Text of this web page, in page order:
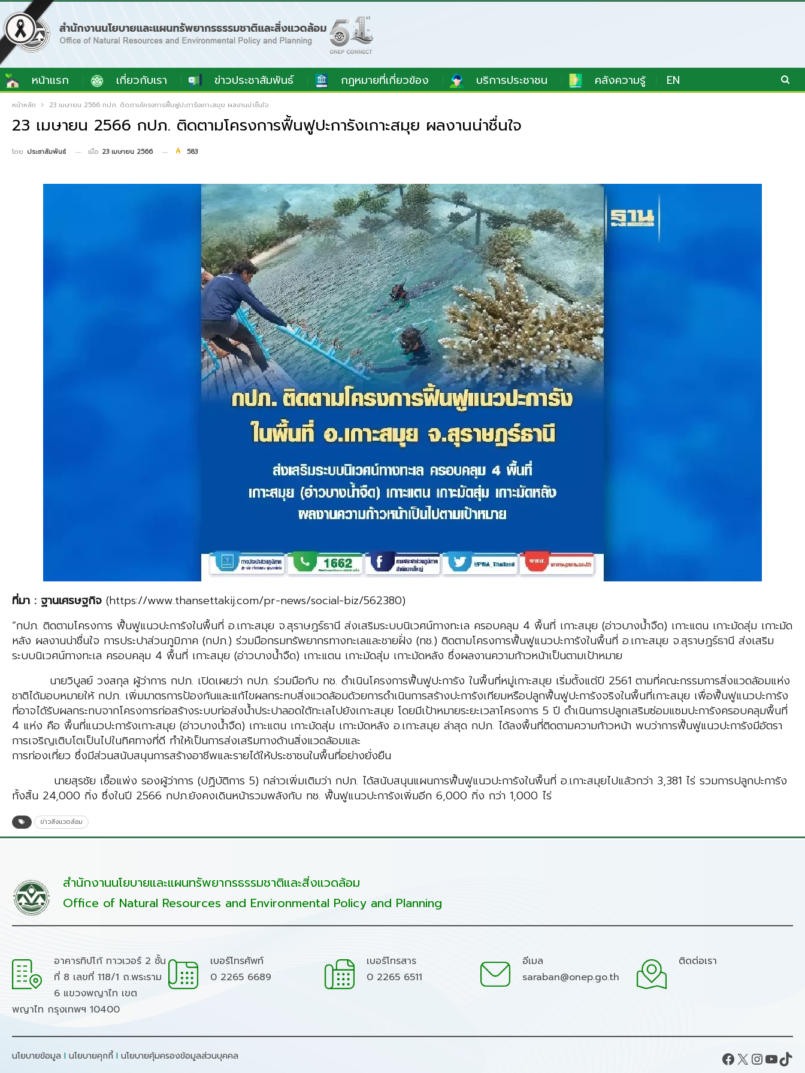
หน้าแรก เกี่ยวกับเรา ข่าวประชาสัมพันธ์ กฎหมายที่เกี่ยวข้อง บริการประชาชน คลังความรู้ EN
หน้าหลัก 23 เมษายน 2566 กปภ. ติดตามโครงการฟื้นฟูปะการังเกาะสมุย ผลงานน่าชื่นใจ
23 เมษายน 2566 กปภ. ติดตามโครงการฟื้นฟูปะการังเกาะสมุย ผลงานน่าชื่นใจ
โดย ประชาสัมพันธ์ เมื่อ 23 เมษายน 2566 583
ที่มา : ฐานเศรษฐกิจ (https://www.thansettakij.com/pr-news/social-biz/562380)
”กปภ. ติดตามโครงการ ฟื้นฟูแนวปะการังในพื้นที่ อ.เกาะสมุย จ.สุราษฎร์ธานี ส่งเสริมระบบนิเวศน์ทางทะเล ครอบคลุม 4 พื้นที่ เกาะสมุย (อ่าวบางน้ำจืด) เกาะแตน เกาะมัดสุ่ม เกาะมัด
หลัง ผลงานน่าชื่นใจ การประปาส่วนภูมิภาค (กปภ.) ร่วมมือกรมทรัพยากรทางทะเลและชายฝั่ง (ทช.) ติดตามโครงการฟื้นฟูแนวปะการังในพื้นที่ อ.เกาะสมุย จ.สุราษฎร์ธานี ส่งเสริม
ระบบนิเวศน์ทางทะเล ครอบคลุม 4 พื้นที่ เกาะสมุย (อ่าวบางน้ำจืด) เกาะแตน เกาะมัดสุ่ม เกาะมัดหลัง ซึ่งผลงานความก้าวหน้าเป็นตามเป้าหมาย
นายวิบูลย์ วงสกุล ผู้ว่าการ กปภ. เปิดเผยว่า กปภ. ร่วมมือกับ ทช. ดำเนินโครงการฟื้นฟูปะการัง ในพื้นที่หมู่เกาะสมุย เริ่มตั้งแต่ปี 2561 ตามที่คณะกรรมการสิ่งแวดล้อมแห่ง
ชาติได้มอบหมายให้ กปภ. เพิ่มมาตรการป้องกันและแก้ไขผลกระทบสิ่งแวดล้อมด้วยการดำเนินการสร้างปะการังเทียมหรือปลูกฟื้นฟูปะการังจริงในพื้นที่เกาะสมุย เพื่อฟื้นฟูแนวปะการัง
ที่อาจได้รับผลกระทบจากโครงการก่อสร้างระบบท่อส่งน้ำประปาลอดใต้ทะเลไปยังเกาะสมุย โดยมีเป้าหมายระยะเวลาโครงการ 5 ปี ดำเนินการปลูกเสริมซ่อมแซมปะการังครอบคลุมพื้นที่
4 แห่ง คือ พื้นที่แนวปะการังเกาะสมุย (อ่าวบางน้ำจืด) เกาะแตน เกาะมัดสุ่ม เกาะมัดหลัง อ.เกาะสมุย ล่าสุด กปภ. ได้ลงพื้นที่ติดตามความก้าวหน้า พบว่าการฟื้นฟูแนวปะการังมีอัตรา
การเจริญเติบโตเป็นไปในทิศทางที่ดี ทำให้เป็นการส่งเสริมทางด้านสิ่งแวดล้อมและ
การท่องเที่ยว ซึ่งมีส่วนสนับสนุนการสร้างอาชีพและรายได้ให้ประชาชนในพื้นที่อย่างยั่งยืน
นายสุรชัย เชื้อแพ่ง รองผู้ว่าการ (ปฏิบัติการ 5) กล่าวเพิ่มเติมว่า กปภ. ได้สนับสนุนแผนการฟื้นฟูแนวปะการังในพื้นที่ อ.เกาะสมุยไปแล้วกว่า 3,381 ไร่ รวมการปลูกปะการัง
ทั้งสิ้น 24,000 กิ่ง ซึ่งในปี 2566 กปภ.ยังคงเดินหน้ารวมพลังกับ ทช. ฟื้นฟูแนวปะการังเพิ่มอีก 6,000 กิ่ง กว่า 1,000 ไร่
ข่าวสิ่งแวดล้อม
สำนักงานนโยบายและแผนทรัพยากรธรรมชาติและสิ่งแวดล้อม
Office of Natural Resources and Environmental Policy and Planning
อาคารทิปโก้ ทาวเวอร์ 2 ชั้น
ที่ 8 เลขที่ 118/1 ถ.พระราม
6 แขวงพญาไท เขต
พญาไท กรุงเทพฯ 10400
เบอร์โทรศัพท์
0 2265 6689
เบอร์โทรสาร
0 2265 6511
อีเมล
saraban@onep.go.th
ติดต่อเรา
นโยบายข้อมูล I นโยบายคุกกี้ I นโยบายคุ้มครองข้อมูลส่วนบุคคล Facebook X InstagramYouTube TikTok